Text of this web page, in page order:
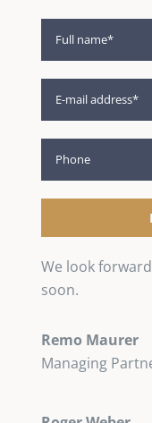
We look
soon.
Remo Maurer
Managing